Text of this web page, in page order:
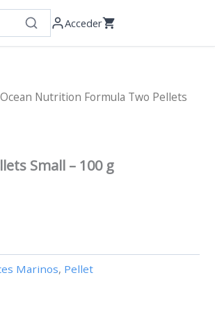
Acceder
Nutrition Formula Two Pellets
Small – 100 g
Marinos, Pellet